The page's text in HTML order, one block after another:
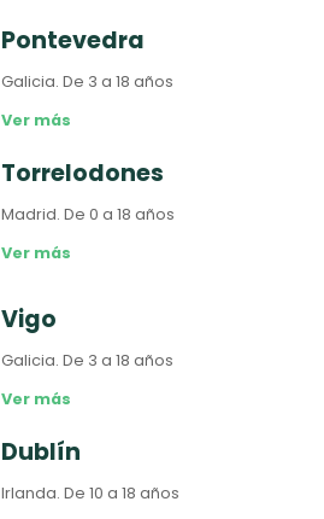
Pontevedra
Galicia.De 3 a 18 años
Ver más
Torrelodones
Madrid.De 0 a 18 años
Ver más
Vigo
Galicia.De 3 a 18 años
Ver más
Dublín
Irlanda.De 10 a 18 años